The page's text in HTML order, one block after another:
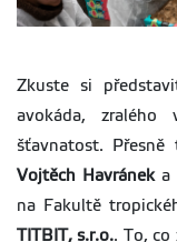
Zkuste si
avokáda,
šťavnatost.
Vojtěch Havráneka
na Fakultě
TITBIT, s.r.o.. To, co